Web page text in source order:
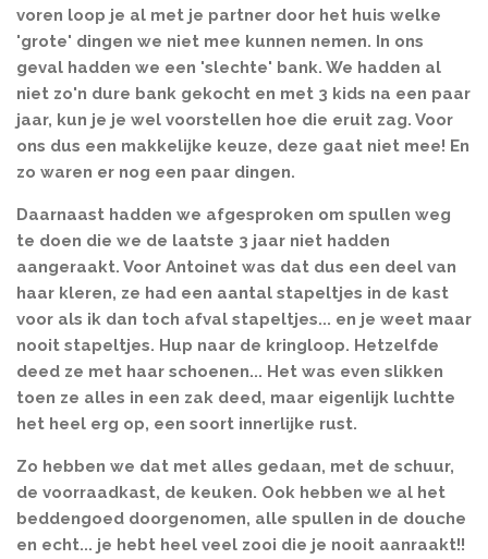
voren loop je al met je partner door het huis welke
'grote' dingen we niet mee kunnen nemen. In ons
geval hadden we een 'slechte' bank. We hadden al
niet zo'n dure bank gekocht en met 3 kids na een paar
jaar, kun je je wel voorstellen hoe die eruit zag. Voor
ons dus een makkelijke keuze, deze gaat niet mee! En
zo waren er nog een paar dingen.
Daarnaast hadden we afgesproken om spullen weg
te doen die we de laatste 3 jaar niet hadden
aangeraakt. Voor Antoinet was dat dus een deel van
haar kleren, ze had een aantal stapeltjes in de kast
voor als ik dan toch afval stapeltjes... en je weet maar
nooit stapeltjes. Hup naar de kringloop. Hetzelfde
deed ze met haar schoenen... Het was even slikken
toen ze alles in een zak deed, maar eigenlijk luchtte
het heel erg op, een soort innerlijke rust.
Zo hebben we dat met alles gedaan, met de schuur,
de voorraadkast, de keuken. Ook hebben we al het
beddengoed doorgenomen, alle spullen in de douche
en echt... je hebt heel veel zooi die je nooit aanraakt!!